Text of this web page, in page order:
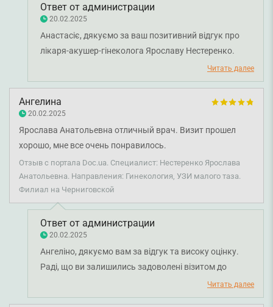
Ответ от администрации
20.02.2025
Анастасіє, дякуємо за ваш позитивний відгук про
лікаря-акушер-гінеколога Ярославу Нестеренко.
Читать далее
Ангелина
20.02.2025
Ярослава Анатольевна отличный врач. Визит прошел
хорошо, мне все очень понравилось.
Отзыв с портала Doc.ua. Специалист: Нестеренко Ярослава
Анатольевна. Направления: Гинекология, УЗИ малого таза.
Филиал на Черниговской
Ответ от администрации
20.02.2025
Ангеліно, дякуємо вам за відгук та високу оцінку.
Раді, що ви залишились задоволені візитом до
лікаря-акушер-гінеколога Ярослави Нестеренко.
Бажаємо вам міцного здоров'я!
Читать далее